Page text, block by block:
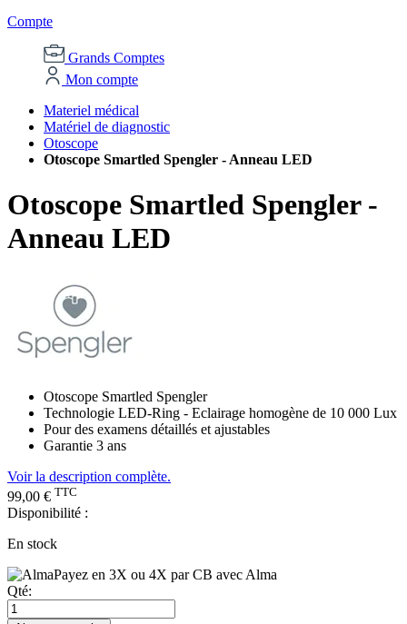
Compte
Grands Comptes
Mon compte
Materiel médical
Matériel de diagnostic
Otoscope
Otoscope Smartled Spengler - Anneau LED
Otoscope Smartled Spengler -
Anneau LED
Otoscope Smartled Spengler
Technologie LED-Ring - Eclairage homogène de 10 000 Lux
Pour des examens détaillés et ajustables
Garantie 3 ans
Voir la description complète.
99,00 € TTC
Disponibilité :
En stock
Payez en 3X ou 4X par CB avec Alma
Qté: